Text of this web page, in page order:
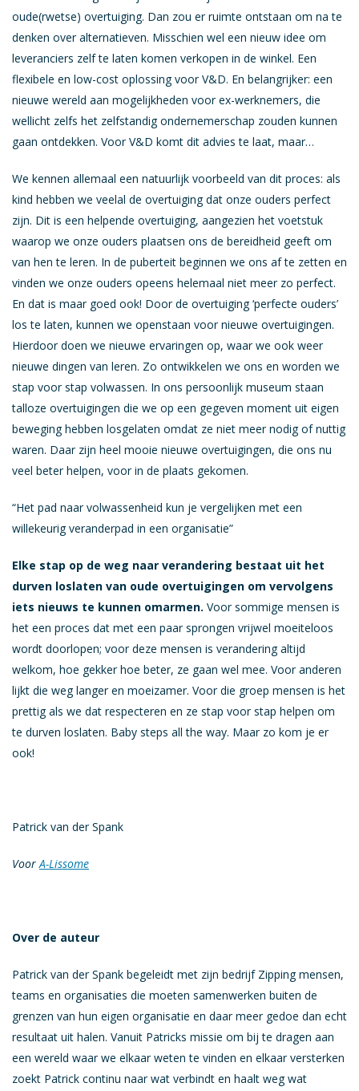
oude(rwetse) overtuiging. Dan zou er ruimte ontstaan om na te
denken over alternatieven. Misschien wel een nieuw idee om
leveranciers zelf te laten komen verkopen in de winkel. Een
flexibele en low-cost oplossing voor V&D. En belangrijker: een
nieuwe wereld aan mogelijkheden voor ex-werknemers, die
wellicht zelfs het zelfstandig ondernemerschap zouden kunnen
gaan ontdekken. Voor V&D komt dit advies te laat, maar…
We kennen allemaal een natuurlijk voorbeeld van dit proces: als
kind hebben we veelal de overtuiging dat onze ouders perfect
zijn. Dit is een helpende overtuiging, aangezien het voetstuk
waarop we onze ouders plaatsen ons de bereidheid geeft om
van hen te leren. In de puberteit beginnen we ons af te zetten en
vinden we onze ouders opeens helemaal niet meer zo perfect.
En dat is maar goed ook! Door de overtuiging ‘perfecte ouders’
los te laten, kunnen we openstaan voor nieuwe overtuigingen.
Hierdoor doen we nieuwe ervaringen op, waar we ook weer
nieuwe dingen van leren. Zo ontwikkelen we ons en worden we
stap voor stap volwassen. In ons persoonlijk museum staan
talloze overtuigingen die we op een gegeven moment uit eigen
beweging hebben losgelaten omdat ze niet meer nodig of nuttig
waren. Daar zijn heel mooie nieuwe overtuigingen, die ons nu
veel beter helpen, voor in de plaats gekomen.
“Het pad naar volwassenheid kun je vergelijken met een
willekeurig veranderpad in een organisatie”
Elke stap op de weg naar verandering bestaat uit het
durven loslaten van oude overtuigingen om vervolgens
iets nieuws te kunnen omarmen. Voor sommige mensen is
het een proces dat met een paar sprongen vrijwel moeiteloos
wordt doorlopen; voor deze mensen is verandering altijd
welkom, hoe gekker hoe beter, ze gaan wel mee. Voor anderen
lijkt die weg langer en moeizamer. Voor die groep mensen is het
prettig als we dat respecteren en ze stap voor stap helpen om
te durven loslaten. Baby steps all the way. Maar zo kom je er
ook!
Patrick van der Spank
VoorA-Lissome
Over de auteur
Patrick van der Spank begeleidt met zijn bedrijf Zipping mensen,
teams en organisaties die moeten samenwerken buiten de
grenzen van hun eigen organisatie en daar meer gedoe dan echt
resultaat uit halen. Vanuit Patricks missie om bij te dragen aan
een wereld waar we elkaar weten te vinden en elkaar versterken
zoekt Patrick continu naar wat verbindt en haalt weg wat